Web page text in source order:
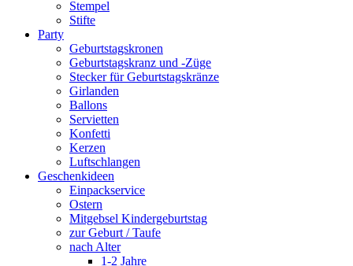
Stempel
Stifte
Party
Geburtstagskronen
Geburtstagskranz und -Züge
Stecker für Geburtstagskränze
Girlanden
Ballons
Servietten
Konfetti
Kerzen
Luftschlangen
Geschenkideen
Einpackservice
Ostern
Mitgebsel Kindergeburtstag
zur Geburt / Taufe
nach Alter
1-2 Jahre